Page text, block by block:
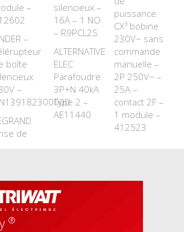
–
–
boîte
–
de
silencieux –
16A – 1 NO
– R9PCL2S
ALTERNATIVE
ELEC
Parafoudre
3P+N 40kA
Type 2 –
AE11440
puissance
CX³ bobine
230V~ sans
commande
manuelle –
2P 250V~ –
25A –
contact 2F –
1 module –
412523
®